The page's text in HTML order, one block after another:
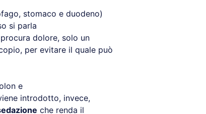
stomaco e duodeno)
si parla
dolore, solo un
per evitare il quale può
e
introdotto, invece,
che renda il